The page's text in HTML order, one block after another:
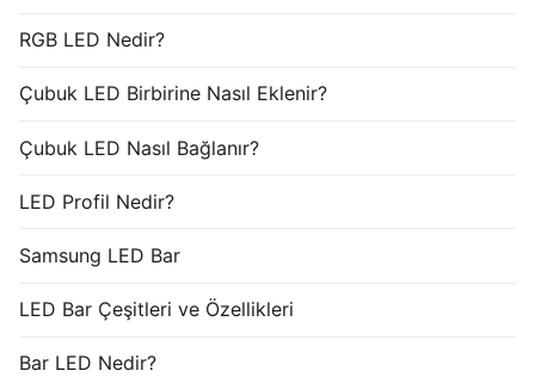
RGB LED Nedir?
Çubuk LED Birbirine Nasıl Eklenir?
Çubuk LED Nasıl Bağlanır?
LED Profil Nedir?
Samsung LED Bar
LED Bar Çeşitleri ve Özellikleri
Bar LED Nedir?